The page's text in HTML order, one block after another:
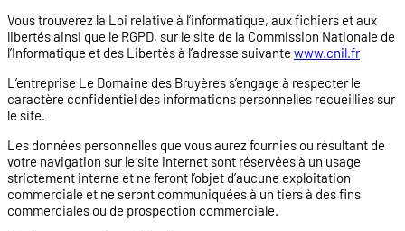
Vous trouverez la Loi relative à l’informatique, aux fichiers et aux
libertés ainsi que le RGPD, sur le site de la Commission Nationale de
l’Informatique et des Libertés à l’adresse suivante www.cnil.fr
L’entreprise Le Domaine des Bruyères s’engage à respecter le
caractère confidentiel des informations personnelles recueillies sur
le site.
Les données personnelles que vous aurez fournies ou résultant de
votre navigation sur le site internet sont réservées à un usage
strictement interne et ne feront l’objet d’aucune exploitation
commerciale et ne seront communiquées à un tiers à des fins
commerciales ou de prospection commerciale.